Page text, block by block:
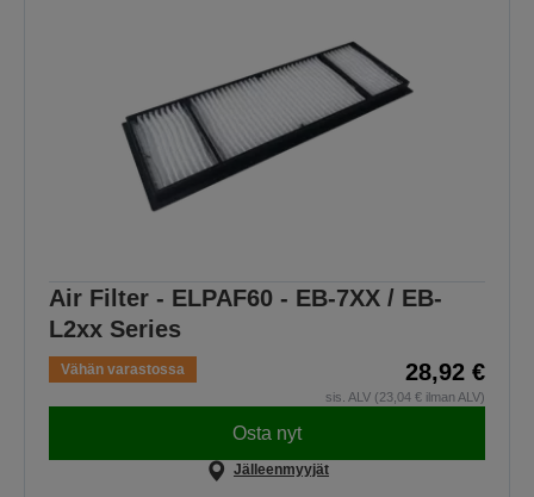
Air Filter - ELPAF60 - EB-7XX / EB-
L2xx Series
Vähän varastossa 28,92 €
sis. ALV (23,04 € ilman ALV)
Osta nyt
Jälleenmyyjät